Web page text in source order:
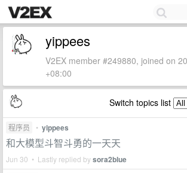
yippees
V2EX member #249880, joined on
+08:00
Switch topics list
程序员 • yippees
和大模型斗智斗勇的一天天
Jun 30 • Lastly replied bysora2blue